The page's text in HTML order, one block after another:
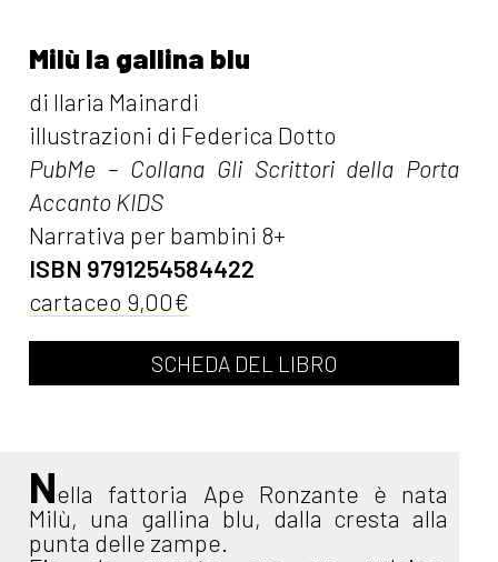
Milù la gallina blu
di Ilaria Mainardi
illustrazioni di Federica Dotto
PubMe – Collana Gli Scrittori della Porta
Accanto KIDS
Narrativa per bambini 8+
ISBN 9791254584422
cartaceo 9,00€
SCHEDA DEL LIBRO
Nella fattoria Ape Ronzante è nata
Milù, una gallina blu, dalla cresta alla
punta delle zampe.